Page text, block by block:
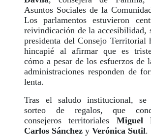
Asuntos Sociales de la
Los parlamentos estuvieron
reivindicación de la accesibilidad,
presidenta del Consejo Territorial
hincapié al afirmar que es
cómo a pesar de los esfuerzos de
administraciones responden de
lenta.
Tras el saludo institucional, se
sorteo de regalos, que
consejeros territoriales Miguel
Carlos Sánchez yVerónica Sutil.